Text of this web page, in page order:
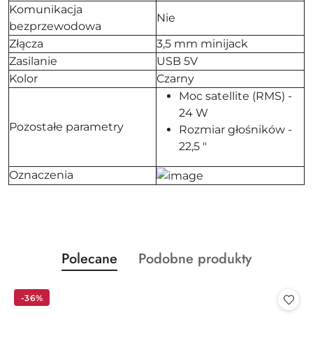
Komunikacja
bezprzewodowa
Nie
Złącza
3,5 mm minijack
Zasilanie
USB 5V
Kolor
Czarny
Pozostałe parametry
Moc satellite (RMS) -
24 W
Rozmiar głośników -
22,5 "
Oznaczenia
Pomiń karuzelę produktów
Produkty
o
Polecane
Produkty
Podobne produkty
-36%